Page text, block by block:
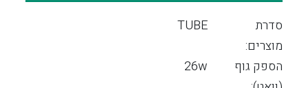
סדרת
מוצרים:
TUBE
הספק גוף
26w